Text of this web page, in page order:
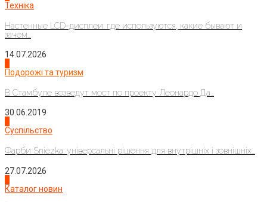
Техніка
Настенные LCD-дисплеи: где используются, какие бывают и
зачем...
14.07.2026
Подорожі та туризм
В Стамбуле возведут мост по проекту Леонардо Да...
30.06.2019
Суспільство
Фарби Sniezka: універсальні рішення для внутрішніх і зовнішніх...
27.07.2026
Каталог новин